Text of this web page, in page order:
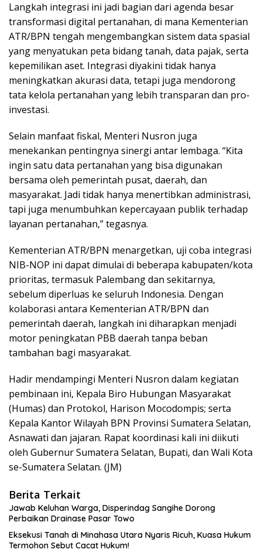
Langkah integrasi ini jadi bagian dari agenda besar
transformasi digital pertanahan, di mana Kementerian
ATR/BPN tengah mengembangkan sistem data spasial
yang menyatukan peta bidang tanah, data pajak, serta
kepemilikan aset. Integrasi diyakini tidak hanya
meningkatkan akurasi data, tetapi juga mendorong
tata kelola pertanahan yang lebih transparan dan pro-
investasi.
Selain manfaat fiskal, Menteri Nusron juga
menekankan pentingnya sinergi antar lembaga. “Kita
ingin satu data pertanahan yang bisa digunakan
bersama oleh pemerintah pusat, daerah, dan
masyarakat. Jadi tidak hanya menertibkan administrasi,
tapi juga menumbuhkan kepercayaan publik terhadap
layanan pertanahan,” tegasnya.
Kementerian ATR/BPN menargetkan, uji coba integrasi
NIB-NOP ini dapat dimulai di beberapa kabupaten/kota
prioritas, termasuk Palembang dan sekitarnya,
sebelum diperluas ke seluruh Indonesia. Dengan
kolaborasi antara Kementerian ATR/BPN dan
pemerintah daerah, langkah ini diharapkan menjadi
motor peningkatan PBB daerah tanpa beban
tambahan bagi masyarakat.
Hadir mendampingi Menteri Nusron dalam kegiatan
pembinaan ini, Kepala Biro Hubungan Masyarakat
(Humas) dan Protokol, Harison Mocodompis; serta
Kepala Kantor Wilayah BPN Provinsi Sumatera Selatan,
Asnawati dan jajaran. Rapat koordinasi kali ini diikuti
oleh Gubernur Sumatera Selatan, Bupati, dan Wali Kota
se-Sumatera Selatan. (JM)
Berita Terkait
Jawab Keluhan Warga, Disperindag Sangihe Dorong
Perbaikan Drainase Pasar Towo
Eksekusi Tanah di Minahasa Utara Nyaris Ricuh, Kuasa Hukum
Termohon Sebut Cacat Hukum!